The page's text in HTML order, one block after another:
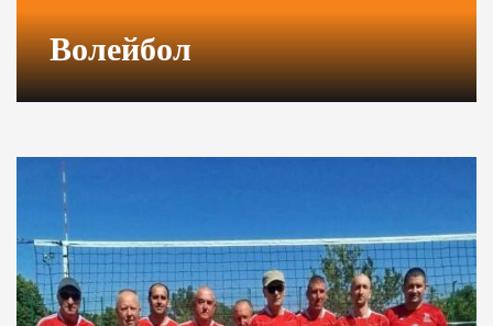
Волейбол